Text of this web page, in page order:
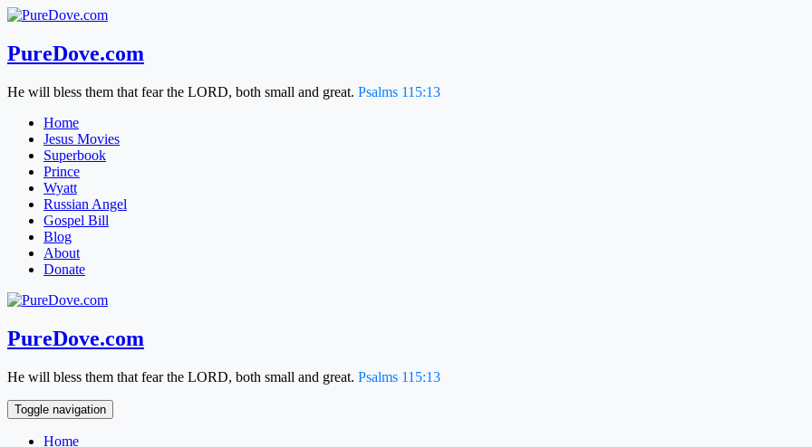
Skip
content
PureDove.com
He will bless them that fear the LORD, both small and great. Psalms 115:13
Home
Jesus Movies
Superbook
Prince
Wyatt
Russian Angel
Gospel Bill
Blog
About
Donate
PureDove.com
He will bless them that fear the LORD, both small and great. Psalms 115:13
Toggle navigation
Home